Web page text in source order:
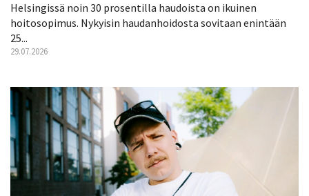
Helsingissä noin 30 prosentilla haudoista on ikuinen
hoitosopimus. Nykyisin haudanhoidosta sovitaan enintään
25...
29.07.2026